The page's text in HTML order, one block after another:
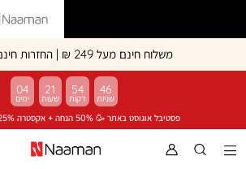
Naaman
משלוח חינם מעל 249 ₪ | החזרות חינם בסניפים
פסטיבל אוגוסט באתר 🥳 50% הנחה + אקסטרה 25% על היתרה! 🎉
04 21 54 45